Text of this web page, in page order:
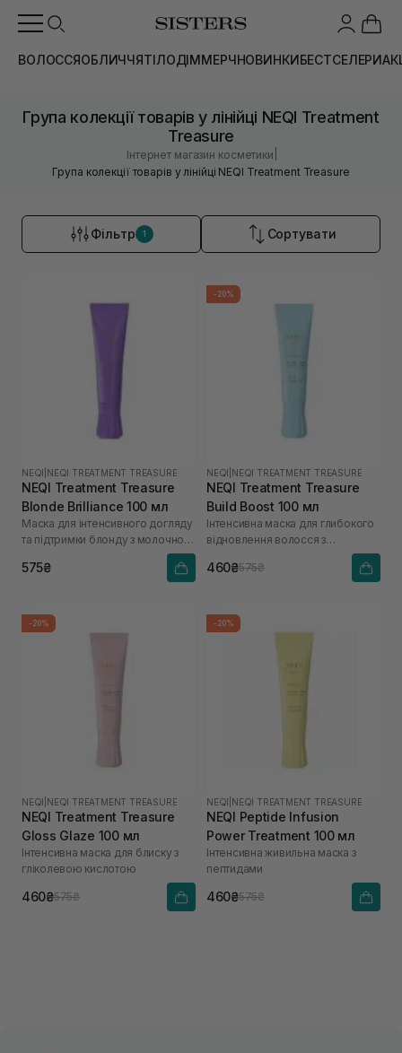
ВОЛОССЯОБЛИЧЧЯТІЛОДІММЕРЧНОВИНКИБЕСТСЕЛЕРИ
Група колекції товарів у лінійці NEQI Treatment
Treasure
Інтернет магазин косметики
Група колекції товарів у лінійці NEQI Treatment Treasure
Фільтр 1 Сортувати
NEQI NEQI TREATMENT TREASURE
NEQI Treatment Treasure
Blonde Brilliance 100 мл
Маска для інтенсивного догляду
та підтримки блонду з молочною
575₴
-20%
NEQI NEQI TREATMENT TREASURE
NEQI Treatment Treasure
Build Boost 100 мл
Інтенсивна маска для глибокого
відновлення волосся з
460₴575₴
-20%
NEQI NEQI TREATMENT TREASURE
NEQI Treatment Treasure
Gloss Glaze 100 мл
Інтенсивна маска для блиску з
гліколевою кислотою
460₴575₴
-20%
NEQI NEQI TREATMENT TREASURE
NEQI Peptide Infusion
Power Treatment 100 мл
Інтенсивна живильна маска з
пептидами
460₴575₴